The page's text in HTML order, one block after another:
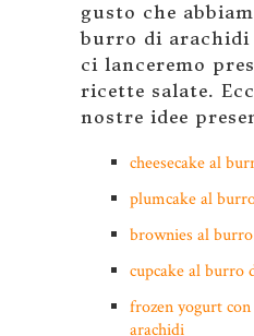
gusto che
burro di arachidi
ci lanceremo
ricette salate.
nostre idee
cheesecake al
plumcake al
brownies al
cupcake al burro
frozen yogurt
arachidi